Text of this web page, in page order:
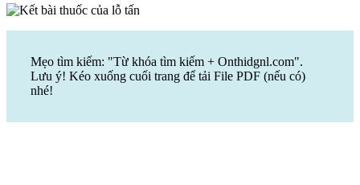
Mẹo tìm kiếm: "Từ khóa tìm kiếm + Onthidgnl.com".
Lưu ý! Kéo xuống cuối trang để tải File PDF (nếu có)
nhé!